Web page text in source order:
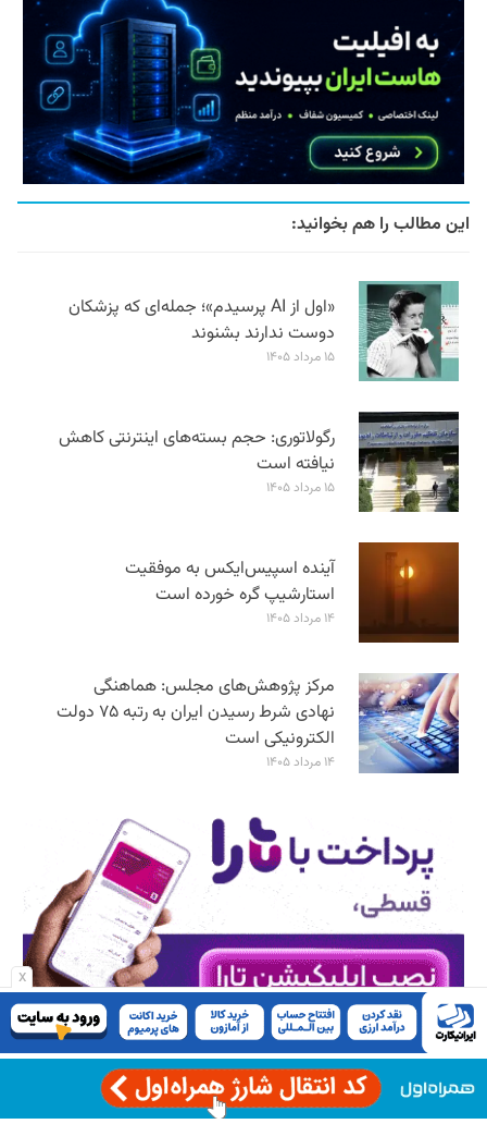
x
این مطالب را هم بخوانید:
«اول از AI پرسیدم»؛ جمله‌ای که پزشکان
دوست ندارند بشنوند
۱۵ مرداد ۱۴۰۵
رگولاتوری: حجم بسته‌های اینترنتی کاهش
نیافته است
۱۵ مرداد ۱۴۰۵
آینده اسپیس‌ایکس به موفقیت
استارشیپ گره خورده است
۱۴ مرداد ۱۴۰۵
مرکز پژوهش‌های مجلس: هماهنگی
نهادی شرط رسیدن ایران به رتبه ۷۵ دولت
الکترونیکی است
۱۴ مرداد ۱۴۰۵